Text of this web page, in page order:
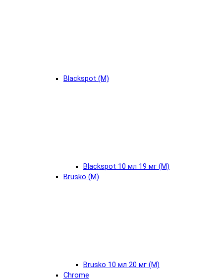
Blackspot (М)
Blackspot 10 мл 19 мг (М)
Brusko (М)
Brusko 10 мл 20 мг (М)
Chrome